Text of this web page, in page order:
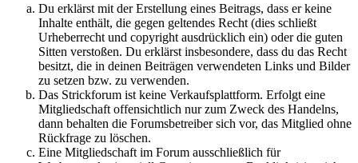
Du erklärst mit der Erstellung eines Beitrags, dass er keine
Inhalte enthält, die gegen geltendes Recht (dies schließt
Urheberrecht und copyright ausdrücklich ein) oder die guten
Sitten verstoßen. Du erklärst insbesondere, dass du das Recht
besitzt, die in deinen Beiträgen verwendeten Links und Bilder
zu setzen bzw. zu verwenden.
Das Strickforum ist keine Verkaufsplattform. Erfolgt eine
Mitgliedschaft offensichtlich nur zum Zweck des Handelns,
dann behalten die Forumsbetreiber sich vor, das Mitglied ohne
Rückfrage zu löschen.
Eine Mitgliedschaft im Forum ausschließlich für